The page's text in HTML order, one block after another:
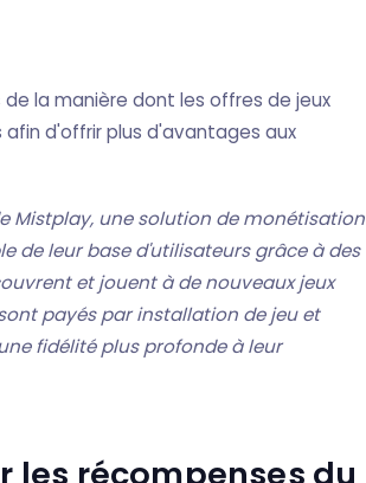
la manière dont les offres de jeux
d'offrir plus d'avantages aux
Mistplay, une solution de monétisation
de leur base d'utilisateurs grâce à des
et jouent à de nouveaux jeux
payés par installation de jeu et
fidélité plus profonde à leur
les récompenses du